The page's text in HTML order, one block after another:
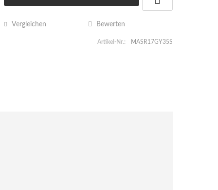
Vergleichen Bewerten
Artikel-Nr.: MASR17GY35S